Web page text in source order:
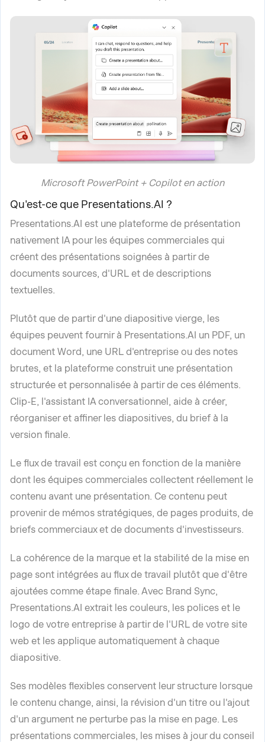
Microsoft PowerPoint + Copilot en action
Qu'est-ce que Presentations.AI ?
Presentations.AI est une plateforme de présentation
nativement IA pour les équipes commerciales qui
créent des présentations soignées à partir de
documents sources, d'URL et de descriptions
textuelles.
Plutôt que de partir d'une diapositive vierge, les
équipes peuvent fournir à Presentations.AI un PDF, un
document Word, une URL d'entreprise ou des notes
brutes, et la plateforme construit une présentation
structurée et personnalisée à partir de ces éléments.
Clip-E, l'assistant IA conversationnel, aide à créer,
réorganiser et affiner les diapositives, du brief à la
version finale.
Le flux de travail est conçu en fonction de la manière
dont les équipes commerciales collectent réellement le
contenu avant une présentation. Ce contenu peut
provenir de mémos stratégiques, de pages produits, de
briefs commerciaux et de documents d'investisseurs.
La cohérence de la marque et la stabilité de la mise en
page sont intégrées au flux de travail plutôt que d'être
ajoutées comme étape finale. Avec Brand Sync,
Presentations.AI extrait les couleurs, les polices et le
logo de votre entreprise à partir de l'URL de votre site
web et les applique automatiquement à chaque
diapositive.
Ses modèles flexibles conservent leur structure lorsque
le contenu change, ainsi, la révision d'un titre ou l'ajout
d'un argument ne perturbe pas la mise en page. Les
présentations commerciales, les mises à jour du conseil